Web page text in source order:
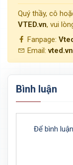
Quý thầy, cô
VTED.vn, vui
Fanpage:
Email:
Bình luận
Để bình